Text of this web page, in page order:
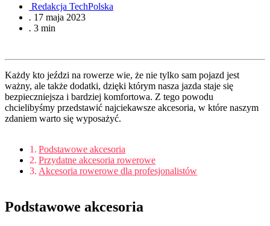
Redakcja TechPolska
. 17 maja 2023
. 3 min
Każdy kto jeździ na rowerze wie, że nie tylko sam pojazd jest
ważny, ale także dodatki, dzięki którym nasza jazda staje się
bezpieczniejsza i bardziej komfortowa. Z tego powodu
chcielibyśmy przedstawić najciekawsze akcesoria, w które naszym
zdaniem warto się wyposażyć.
Podstawowe akcesoria
Przydatne akcesoria rowerowe
Akcesoria rowerowe dla profesjonalistów
Podstawowe akcesoria